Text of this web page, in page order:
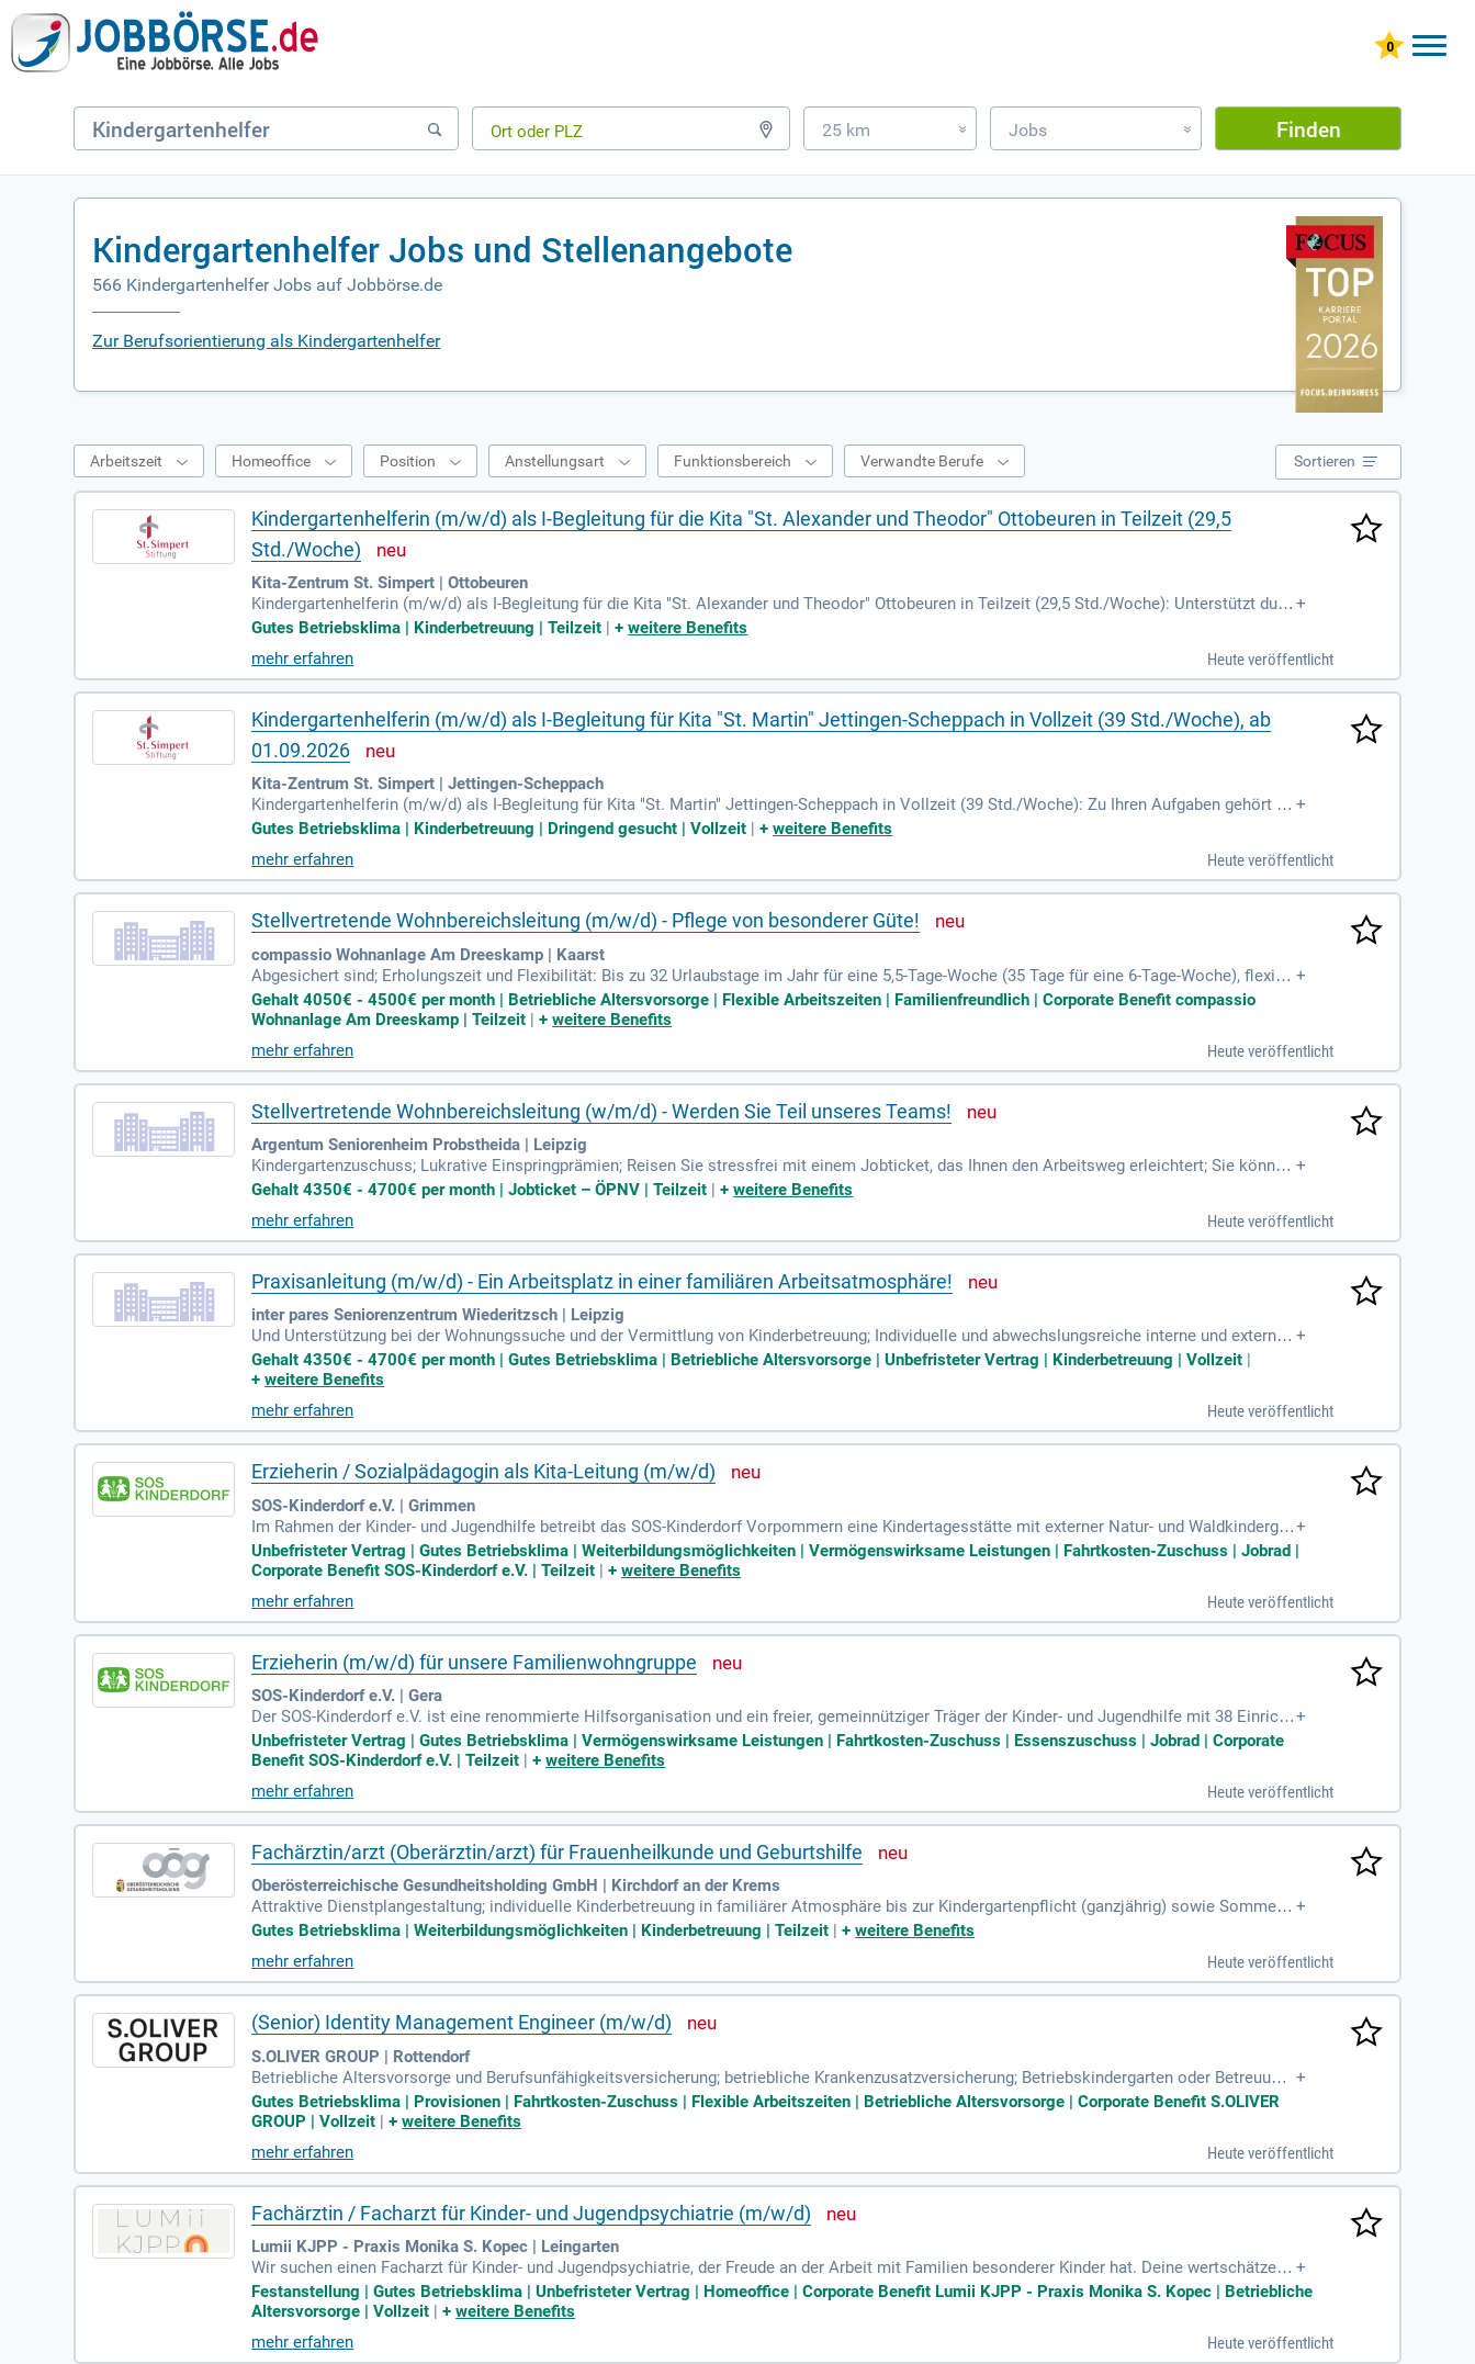
25 km » Jobs » Finden
Kindergartenhelfer Jobs und Stellenangebote
566 Kindergartenhelfer Jobs auf Jobbörse.de
Zur Berufsorientierung als Kindergartenhelfer
Arbeitszeit Homeoffice Position Anstellungsart Funktionsbereich Verwandte Berufe Sortieren
Kindergartenhelferin (m/w/d) als I-Begleitung für die Kita "St. Alexander und Theodor" Ottobeuren in Teilzeit (29,5
Std./Woche)
Kita-Zentrum St. Simpert | Ottobeuren
Kindergartenhelferin (m/w/d) als I-Begleitung für die Kita "St. Alexander und Theodor" Ottobeuren in Teilzeit (29,5 Std./Woche): Unterstützt durc
h das Kita-Zentrum St. Simpert der Diözese Augsburg sucht der Bereich Kindergarten der Kita "St.
+
Gutes Betriebsklima | Kinderbetreuung | Teilzeit |+weitere Benefits
mehr erfahren
Heute veröffentlicht
Kindergartenhelferin (m/w/d) als I-Begleitung für Kita "St. Martin" Jettingen-Scheppach in Vollzeit (39 Std./Woche), ab
01.09.2026
Kita-Zentrum St. Simpert | Jettingen-Scheppach
Kindergartenhelferin (m/w/d) als I-Begleitung für Kita "St. Martin" Jettingen-Scheppach in Vollzeit (39 Std./Woche): Zu Ihren Aufgaben gehört u.
a.
+
Gutes Betriebsklima | Kinderbetreuung | Dringend gesucht | Vollzeit |+weitere Benefits
mehr erfahren
Heute veröffentlicht
Stellvertretende Wohnbereichsleitung (m/w/d) - Pflege von besonderer Güte!
compassio Wohnanlage Am Dreeskamp | Kaarst
Abgesichert sind; Erholungszeit und Flexibilität: Bis zu 32 Urlaubstage im Jahr für eine 5,5-Tage-Woche (35 Tage für eine 6-Tage-Woche), flexibl
e Arbeitszeitmodelle, Sonderurlaubstage für besondere Anlässe; Familienfreundlichkeit: Compassio bietet einen Kindergartenzuschuss
+
Gehalt 4050€ - 4500€ per month | Betriebliche Altersvorsorge | Flexible Arbeitszeiten | Familienfreundlich | Corporate Benefit compassio
Wohnanlage Am Dreeskamp | Teilzeit |+weitere Benefits
mehr erfahren
Heute veröffentlicht
Stellvertretende Wohnbereichsleitung (w/m/d) - Werden Sie Teil unseres Teams!
Argentum Seniorenheim Probstheida | Leipzig
Kindergartenzuschuss; Lukrative Einspringprämien; Reisen Sie stressfrei mit einem Jobticket, das Ihnen den Arbeitsweg erleichtert; Sie können
uns gut mit dem Auto erreichen und wir haben ausreichend Parkplätze; Wir haben tolle Mitarbeitendenangebote
+
Gehalt 4350€ - 4700€ per month | Jobticket – ÖPNV | Teilzeit |+weitere Benefits
mehr erfahren
Heute veröffentlicht
Praxisanleitung (m/w/d) - Ein Arbeitsplatz in einer familiären Arbeitsatmosphäre!
inter pares Seniorenzentrum Wiederitzsch | Leipzig
Und Unterstützung bei der Wohnungssuche und der Vermittlung von Kinderbetreuung; Individuelle und abwechslungsreiche interne und externe
Fortbildungen; Mitarbeiterorientierter Dienstplan durch die Berücksichtigung Deiner wunschfreien Tage und Einhaltung
+
Gehalt 4350€ - 4700€ per month | Gutes Betriebsklima | Betriebliche Altersvorsorge | Unbefristeter Vertrag | Kinderbetreuung | Vollzeit
+weitere Benefits
mehr erfahren
Heute veröffentlicht
Erzieherin / Sozialpädagogin als Kita-Leitung (m/w/d)
SOS-Kinderdorf e.V. | Grimmen
Im Rahmen der Kinder- und Jugendhilfe betreibt das SOS-Kinderdorf Vorpommern eine Kindertagesstätte mit externer Natur- und Waldkindergar
tengruppe.
+
Unbefristeter Vertrag | Gutes Betriebsklima | Weiterbildungsmöglichkeiten | Vermögenswirksame Leistungen | Fahrtkosten-Zuschuss | Jobrad |
Corporate Benefit SOS-Kinderdorf e.V. | Teilzeit |+weitere Benefits
mehr erfahren
Heute veröffentlicht
Erzieherin (m/w/d) für unsere Familienwohngruppe
SOS-Kinderdorf e.V. | Gera
Der SOS-Kinderdorf e.V. ist eine renommierte Hilfsorganisation und ein freier, gemeinnütziger Träger der Kinder- und Jugendhilfe mit 38 Einricht
ungen im gesamten Bundesgebiet und rund 5.200 Mitarbeiterinnen und Mitarbeitern.
+
Unbefristeter Vertrag | Gutes Betriebsklima | Vermögenswirksame Leistungen | Fahrtkosten-Zuschuss | Essenszuschuss | Jobrad | Corporate
Benefit SOS-Kinderdorf e.V. | Teilzeit |+weitere Benefits
mehr erfahren
Heute veröffentlicht
Fachärztin/arzt (Oberärztin/arzt) für Frauenheilkunde und Geburtshilfe
Oberösterreichische Gesundheitsholding GmbH | Kirchdorf an der Krems
Attraktive Dienstplangestaltung; individuelle Kinderbetreuung in familiärer Atmosphäre bis zur Kindergartenpflicht (ganzjährig) sowie Sommerki
nderbetreuung; KFL Versicherung (Krankenkasse mit attraktiven Leistungsangeboten); schnelle Erreichbarkeit
+
Gutes Betriebsklima | Weiterbildungsmöglichkeiten | Kinderbetreuung | Teilzeit |+weitere Benefits
mehr erfahren
Heute veröffentlicht
(Senior) Identity Management Engineer (m/w/d)
S.OLIVER GROUP | Rottendorf
Betriebliche Altersvorsorge und Berufsunfähigkeitsversicherung; betriebliche Krankenzusatzversicherung; Betriebskindergarten oder Betreuung
szuschuss; Betriebsarzt; E-Bike Leasing; E-Ladesäulen am HQ; Mitarbeiterangebote beim Vorteilsprogramm "Corporate
+
Gutes Betriebsklima | Provisionen | Fahrtkosten-Zuschuss | Flexible Arbeitszeiten | Betriebliche Altersvorsorge | Corporate Benefit S.OLIVER
GROUP | Vollzeit |+weitere Benefits
mehr erfahren
Heute veröffentlicht
Fachärztin / Facharzt für Kinder- und Jugendpsychiatrie (m/w/d)
Lumii KJPP - Praxis Monika S. Kopec | Leingarten
Wir suchen einen Facharzt für Kinder- und Jugendpsychiatrie, der Freude an der Arbeit mit Familien besonderer Kinder hat. Deine wertschätzend
e und ressourcenorientierte Haltung ist uns wichtig. Wir bieten eine unbefristete, sozialversicherungspflichtige Festanstellung mit Home-Office
-Möglichkeiten, ohne Nachtdienste und nach Uni-Tarifvertrag. Durch unsere digitalen Formate erleichtern wir dir die Arbeit, damit du dich auf da
s Wesentliche konzentrieren kannst. Du wirst umfassend eingearbeitet und kannst jederzeit fachlichen Austausch suchen. Besitzst du Eigenini
tiative und Teamgeist? Dann freuen wir uns auf deine Bewerbung!
+
Festanstellung | Gutes Betriebsklima | Unbefristeter Vertrag | Homeoffice | Corporate Benefit Lumii KJPP - Praxis Monika S. Kopec | Betriebliche
Altersvorsorge | Vollzeit |+weitere Benefits
mehr erfahren
Heute veröffentlicht